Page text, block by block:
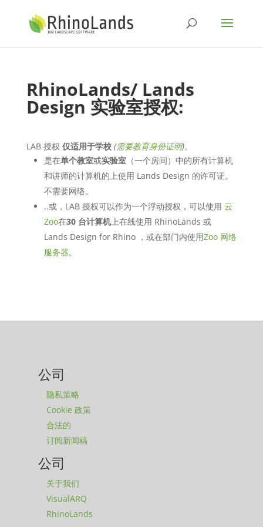
RhinoLands/ Lands
Design 实验室授权:
LAB 授权 仅适用于学校 (需要教育身份证明)。
是在单个教室或实验室（一个房间）中的所有计算机
和讲师的计算机的上使用 Lands Design 的许可证。
不需要网络。
..或，LAB 授权可以作为一个浮动授权，可以使用 云
Zoo在30 台计算机上在线使用 RhinoLands 或
Lands Design for Rhino ，或在部门内使用Zoo 网络
服务器。
公司
隐私策略
Cookie 政策
合法的
订阅新闻稿
公司
关于我们
VisualARQ
RhinoLands